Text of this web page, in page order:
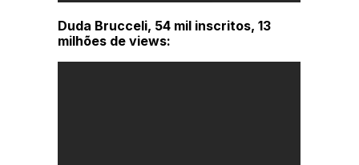
Duda Brucceli, 54 mil inscritos, 13
milhões de views: